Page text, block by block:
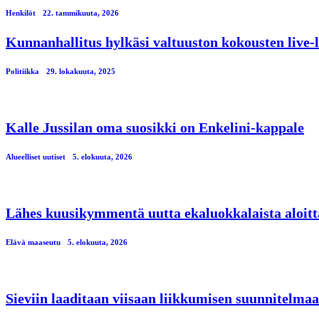
Henkilöt 22. tammikuuta, 2026
Kunnanhallitus hylkäsi valtuuston kokousten live-
Politiikka 29. lokakuuta, 2025
Kalle Jussilan oma suosikki on Enkelini-kappale
Alueelliset uutiset 5. elokuuta, 2026
Lähes kuusikymmentä uutta ekaluokkalaista
Elävä maaseutu 5. elokuuta, 2026
Sieviin laaditaan viisaan liikkumisen suunnitelmaa